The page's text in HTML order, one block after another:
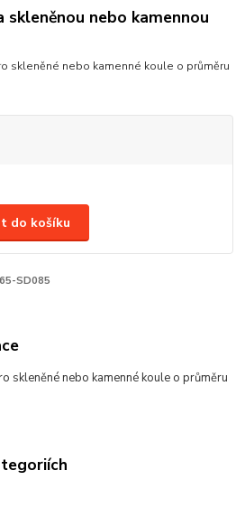
skleněnou nebo kamennou
skleněné nebo kamenné koule o průměru
do košíku
SD085
skleněné nebo kamenné koule o průměru